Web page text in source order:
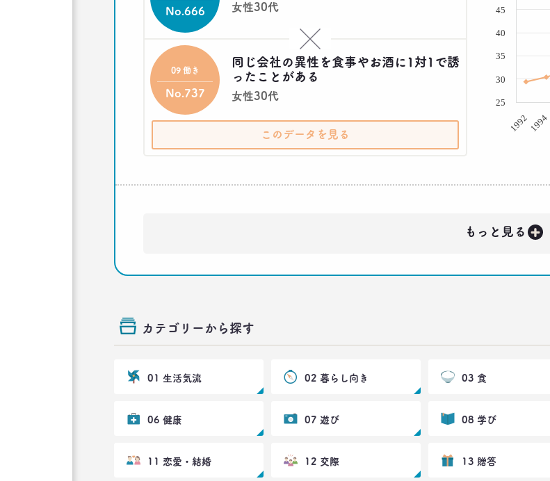
女性30代
No.666
同じ会社の異性を食事やお酒に1対1で誘
ったことがある
女性30代
09 働き
No.737
このデータを見る
1992 1994
40
25
30
35
45
もっと見る +
カテゴリーから探す
01 生活気流 02 暮らし向き 03 食
06 健康 07 遊び 08 学び
11 恋愛・結婚 12 交際 13 贈答